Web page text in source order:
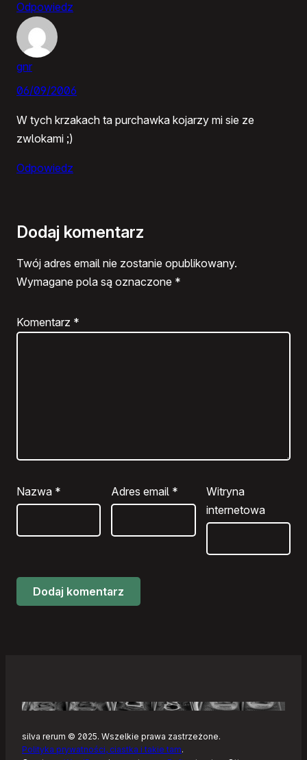
Odpowiedz
gnr
06/09/2006
W tych krzakach ta purchawka kojarzy mi sie ze
zwlokami ;)
Odpowiedz
Dodaj komentarz
Twój adres email nie zostanie opublikowany.
Wymagane pola są oznaczone *
Komentarz *
Nazwa * Adres email *
Witryna
internetowa
silva rerum © 2025. Wszelkie prawa zastrzeżone.
Polityka prywatności, ciastka i takie tam.